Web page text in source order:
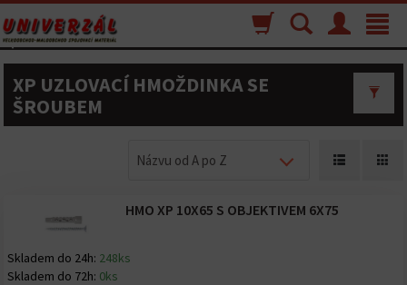
Toggle
Menu
Vyhľadávanie
Nákupný
košík
XP UZLOVACÍ HMOŽDINKA SE
ŠROUBEM
Názvu od A po Z
HMO XP 10X65 S OBJEKTIVEM 6X75
Skladem do 24h: 248ks
Skladem do 72h: 0ks